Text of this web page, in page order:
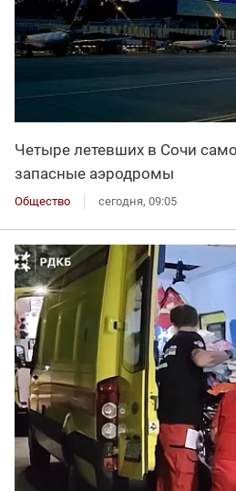
Четыре летевших в Сочи
запасные аэродромы
Общество сегодня, 09:05